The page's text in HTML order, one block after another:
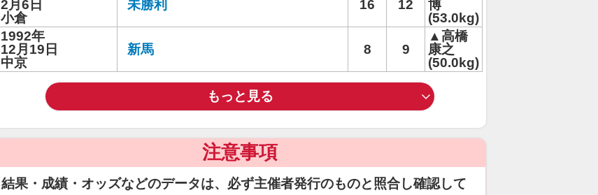
2月6日
小倉
未勝利 16 12
博
(53.0kg)
1992年
12月19日
中京
新馬 8 9
▲高橋
康之
(50.0kg)
もっと見る
注意事項
結果・成績・オッズなどのデータは、必ず主催者発行のものと照合し確認して